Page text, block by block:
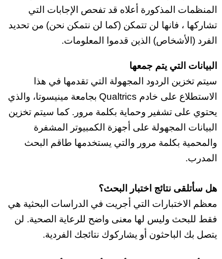
المنظمات المذكورة أعلاه قد تفحص الإجابات التي
تشاركها ، فانها لن تتمكن (كما لن نتمكن نحن) من تحديد
الفرد (الأشخاص) الذين قدموا المعلومات.
البيانات التي يتم جمعها
سيتم تخزين الردود المجهولة التي تقدمها في هذا
الاستطلاع على خادم Qualtrics بجامعة مينيسوتا، والذي
يحتوي على تشفير وحماية بكلمة مرور. كما سيتم تخزين
البيانات المجهولة على أجهزة الكمبيوتر المشفرة
والمحمية بكلمة مرور والتي يستخدمها طاقم البحث
المدرب.
هل سأتلقى نتائج اختبار البحث؟
معظم الاختبارات التي أجريت في الدراسات البحثية هي
فقط للبحث وليس لها معنى واضح للرعاية الصحية. لن
يتصل بك الباحثون أو يشاركوك نتائجك الفردية.